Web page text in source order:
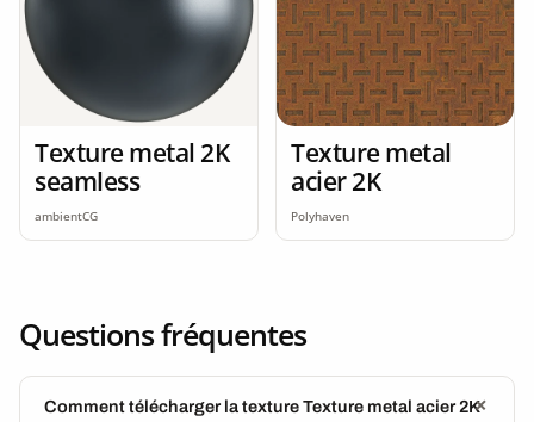
Texture metal 2K
seamless
ambientCG
Texture metal
acier 2K
Polyhaven
Questions fréquentes
Comment télécharger la texture Texture metal acier 2K